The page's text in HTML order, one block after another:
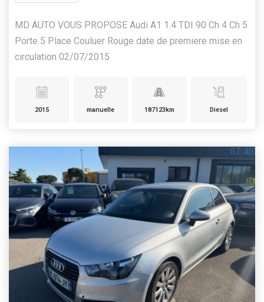
MD AUTO VOUS PROPOSE Audi A1 1.4 TDI 90 Ch 4 Ch 5
Porte 5 Place Couluer Rouge date de premiere mise en
circulation 02/07/2015
2015 manuelle 187123km Diesel